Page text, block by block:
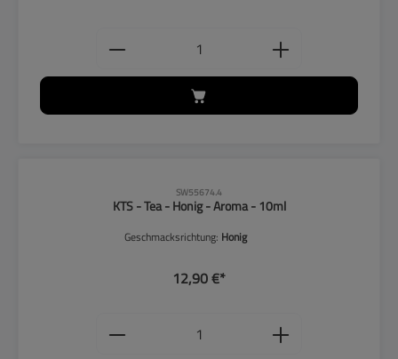
Produkt Anzahl: Gib den
SW55674.4
KTS - Tea - Honig - Aroma - 10ml
Geschmacksrichtung: Honig
12,90 €*
Produkt Anzahl: Gib den